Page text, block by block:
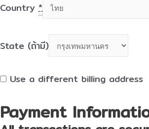
Country *
State (ถ้ามี)
Use a different billing address
Payment